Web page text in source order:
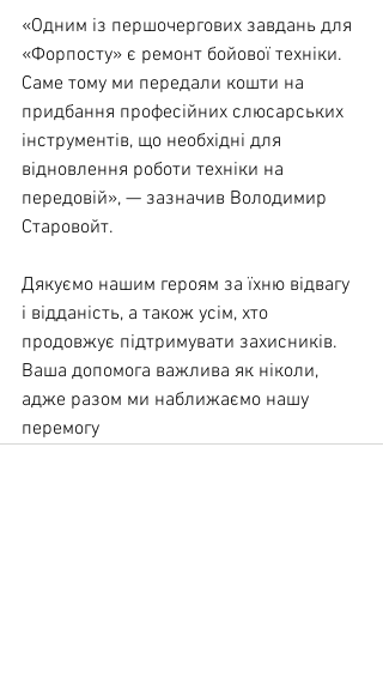
«Одним із першочергових завдань для
«Форпосту» є ремонт бойової техніки.
Саме тому ми передали кошти на
придбання професійних слюсарських
інструментів, що необхідні для
відновлення роботи техніки на
передовій», — зазначив Володимир
Старовойт.
Дякуємо нашим героям за їхню відвагу
і відданість, а також усім, хто
продовжує підтримувати захисників.
Ваша допомога важлива як ніколи,
адже разом ми наближаємо нашу
перемогу